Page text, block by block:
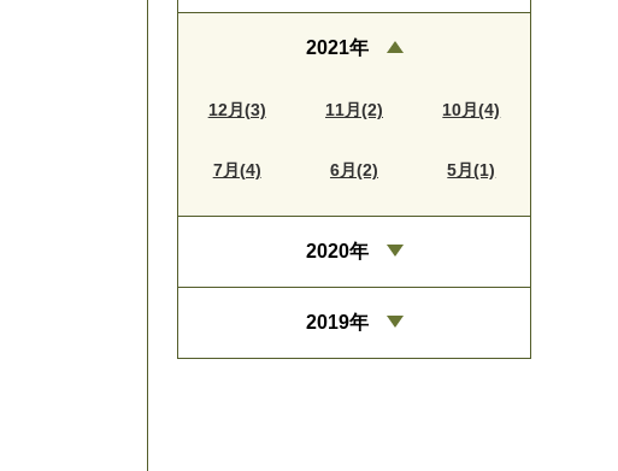
2021年
12月(3) 11月(2) 10月(4)
7月(4) 6月(2) 5月(1)
2020年
2019年